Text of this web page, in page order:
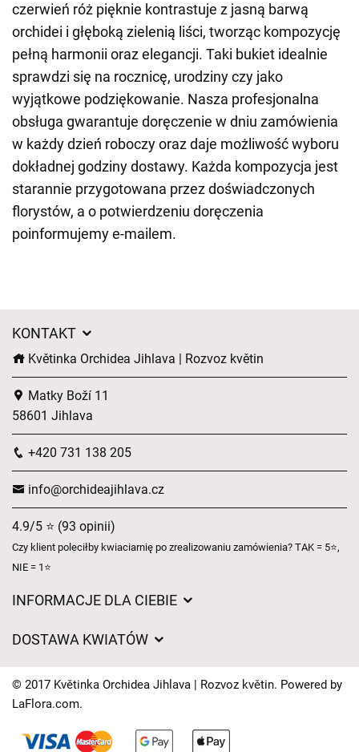
czerwień róż pięknie kontrastuje z jasną barwą
orchidei i głęboką zielenią liści, tworząc kompozycję
pełną harmonii oraz elegancji. Taki bukiet idealnie
sprawdzi się na rocznicę, urodziny czy jako
wyjątkowe podziękowanie. Nasza profesjonalna
obsługa gwarantuje doręczenie w dniu zamówienia
w każdy dzień roboczy oraz daje możliwość wyboru
dokładnej godziny dostawy. Każda kompozycja jest
starannie przygotowana przez doświadczonych
florystów, a o potwierdzeniu doręczenia
poinformujemy e-mailem.
KONTAKT
Květinka Orchidea Jihlava | Rozvoz květin
Matky Boží 11
58601 Jihlava
+420 731 138 205
info@orchideajihlava.cz
4.9/5 ⭐ (93 opinii)
Czy klient poleciłby kwiaciarnię po zrealizowaniu zamówienia? TAK = 5⭐,
NIE = 1⭐
INFORMACJE DLA CIEBIE
Czasy dostawy kwiatów – przegląd możliwości
DOSTAWA KWIATÓW
Gdzie dostarczamy kwiaty
Kontakt
© 2017 Květinka Orchidea Jihlava | Rozvoz květin. Powered by
LaFlora.com.